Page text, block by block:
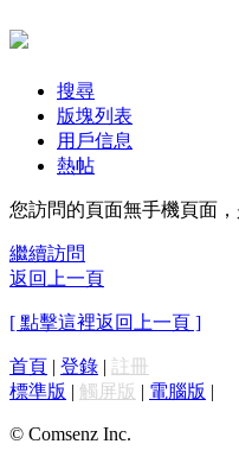
搜尋
版塊列表
用戶信息
熱帖
您訪問的頁面無手機頁面
繼續訪問
返回上一頁
[ 點擊這裡返回上一頁 ]
首頁 | 登錄 | 註冊
標準版 | 觸屏版 | 電腦版 |
© Comsenz Inc.